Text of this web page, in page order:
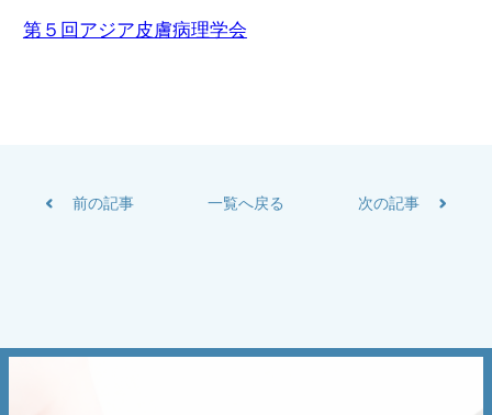
第５回アジア皮膚病理学会
一覧へ戻る
前の記事 次の記事